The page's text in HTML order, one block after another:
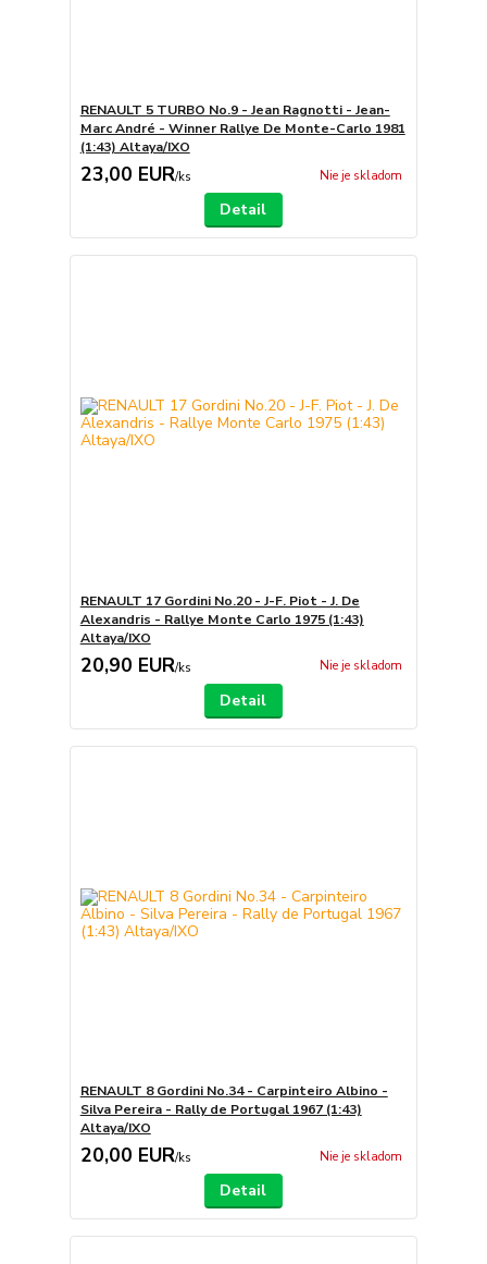
RENAULT 5 TURBO No.9 - Jean Ragnotti - Jean-
Marc André - Winner Rallye De Monte-Carlo 1981
(1:43) Altaya/IXO
23,00 EUR/ks Nie je skladom
Detail
RENAULT 17 Gordini No.20 - J-F. Piot - J. De
Alexandris - Rallye Monte Carlo 1975 (1:43)
Altaya/IXO
20,90 EUR/ks Nie je skladom
Detail
RENAULT 8 Gordini No.34 - Carpinteiro Albino -
Silva Pereira - Rally de Portugal 1967 (1:43)
Altaya/IXO
20,00 EUR/ks Nie je skladom
Detail